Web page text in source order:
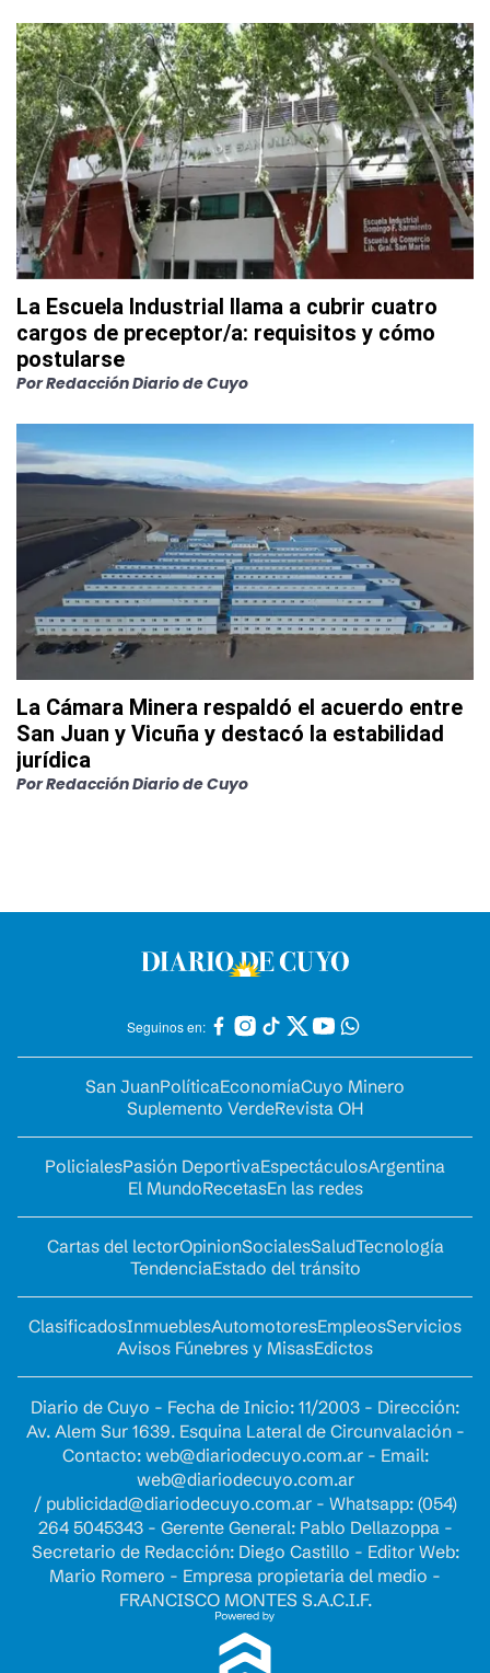
La Escuela Industrial llama a cubrir cuatro
cargos de preceptor/a: requisitos y cómo
postularse
PorRedacción Diario de Cuyo
La Cámara Minera respaldó el acuerdo entre
San Juan y Vicuña y destacó la estabilidad
jurídica
PorRedacción Diario de Cuyo
Seguinos en:
San JuanPolíticaEconomíaCuyo Minero
Suplemento VerdeRevista OH
PolicialesPasión DeportivaEspectáculosArgentina
El MundoRecetasEn las redes
Cartas del lectorOpinionSocialesSaludTecnología
TendenciaEstado del tránsito
ClasificadosInmueblesAutomotoresEmpleosServicios
Avisos Fúnebres y MisasEdictos
Diario de Cuyo - Fecha de Inicio: 11/2003 - Dirección:
Av. Alem Sur 1639. Esquina Lateral de Circunvalación -
Contacto: web@diariodecuyo.com.ar- Email:
web@diariodecuyo.com.ar
/ publicidad@diariodecuyo.com.ar- Whatsapp: (054)
264 5045343 - Gerente General: Pablo Dellazoppa -
Secretario de Redacción: Diego Castillo - Editor Web:
Mario Romero - Empresa propietaria del medio -
FRANCISCO MONTES S.A.C.I.F.